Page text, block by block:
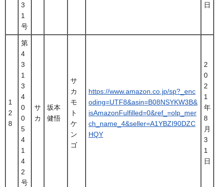
3
1
号
日
1
2
8
第
4
3
1
3
4
0
0
5
4
1
4
2
号
サ
カ
坂本
健悟
サ
カ
モ
ト
ケ
ン
ゴ
https://www.amazon.co.jp/sp?_enc
oding=UTF8&asin=B08NSYKW3B&
isAmazonFulfilled=0&ref_=olp_mer
ch_name_4&seller=A1YBZI90DZC
HQY
2
0
2
1
年
8
月
3
1
日